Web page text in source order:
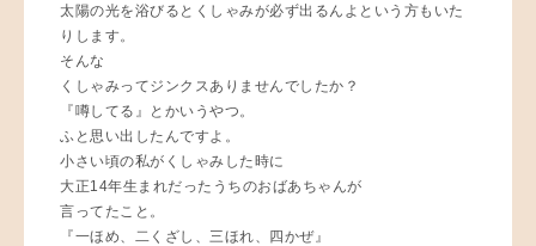
太陽の光を浴びるとくしゃみが必ず出るんよという方もいた
りします。
そんな
くしゃみってジンクスありませんでしたか？
『噂してる』とかいうやつ。
ふと思い出したんですよ。
小さい頃の私がくしゃみした時に
大正14年生まれだったうちのおばあちゃんが
言ってたこと。
『一ほめ、二くざし、三ほれ、四かぜ』